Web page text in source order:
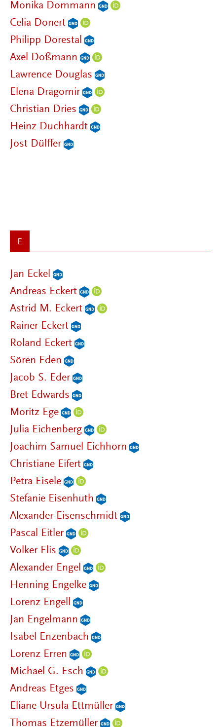
Monika Dommann
Celia Donert
Philipp Dorestal
Axel Doßmann
Lawrence Douglas
Elena Dragomir
Christian Dries
Heinz Duchhardt
Jost Dülffer
E
Jan Eckel
Andreas Eckert
Astrid M. Eckert
Rainer Eckert
Roland Eckert
Sören Eden
Jacob S. Eder
Bret Edwards
Moritz Ege
Julia Eichenberg
Joachim Samuel Eichhorn
Christiane Eifert
Petra Eisele
Stefanie Eisenhuth
Alexander Eisenschmidt
Pascal Eitler
Volker Elis
Alexander Engel
Henning Engelke
Lorenz Engell
Jan Engelmann
Isabel Enzenbach
Lorenz Erren
Michael G. Esch
Andreas Etges
Eliane Ursula Ettmüller
Thomas Etzemüller